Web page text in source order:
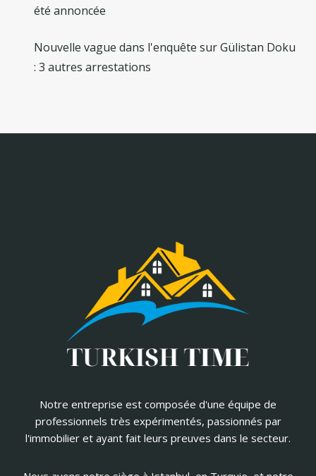
été annoncée
Nouvelle vague dans l'enquête sur Gülistan Doku
: 3 autres arrestations
Notre entreprise est composée d'une équipe de
professionnels très expérimentés, passionnés par
l'immobilier et ayant fait leurs preuves dans le secteur.